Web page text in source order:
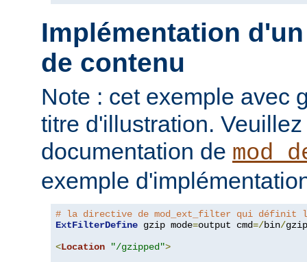
Implémentation
de contenu
Note : cet exemple avec
titre d'illustration.
documentation de
exemple
# la directive de mod_ext_filter qui définit
ExtFilterDefine gzip mode=output cmd=/bin/gzip
<Location "/gzipped">